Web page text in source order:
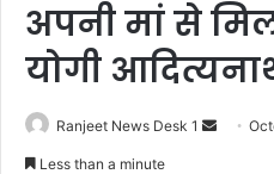
अपनी मां से
योगी
Ranjeet News Desk 1
Less than a minute